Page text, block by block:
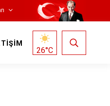
26°C